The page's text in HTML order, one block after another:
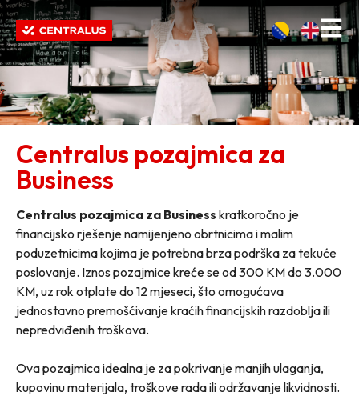
Centralus pozajmica za
Business
Centralus pozajmica za Business kratkoročno je
financijsko rješenje namijenjeno obrtnicima i malim
poduzetnicima kojima je potrebna brza podrška za tekuće
poslovanje. Iznos pozajmice kreće se od 300 KM do 3.000
KM, uz rok otplate do 12 mjeseci, što omogućava
jednostavno premošćivanje kraćih financijskih razdoblja ili
nepredviđenih troškova.
Ova pozajmica idealna je za pokrivanje manjih ulaganja,
kupovinu materijala, troškove rada ili održavanje likvidnosti.